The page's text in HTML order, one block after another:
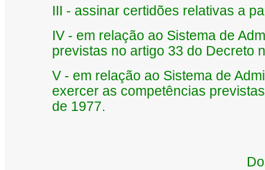
III - assinar certidões relativas a
IV - em relação ao Sistema de
previstas no artigo 33 do Decreto
V - em relação ao Sistema de
exercer as competências
de 1977.